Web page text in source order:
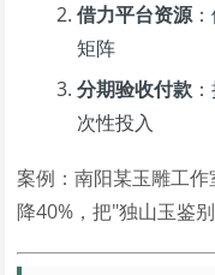
借力平台资源
矩阵
分期验收付款
次性投入
案例：南阳某玉雕工
降40%，把"独山玉鉴